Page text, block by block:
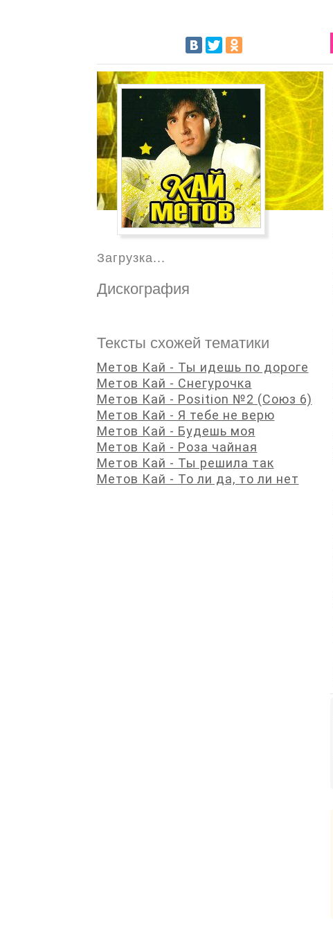
Загрузка...
Дискография
Тексты схожей тематики
Метов Кай - Ты идешь по дороге
Метов Кай - Снегурочка
Метов Кай - Position №2 (Союз 6)
Метов Кай - Я тебе не верю
Метов Кай - Будешь моя
Метов Кай - Роза чайная
Метов Кай - Ты решила так
Метов Кай - То ли да, то ли нет